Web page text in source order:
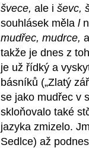
švece, ale i ševc,
souhlásek měla l
mudřec, mudrce,
takže je dnes z
je už řídký a
básníků („Zlatý
se jako mudřec v
skloňovalo také
jazyka zmizelo.
Sedlce) až